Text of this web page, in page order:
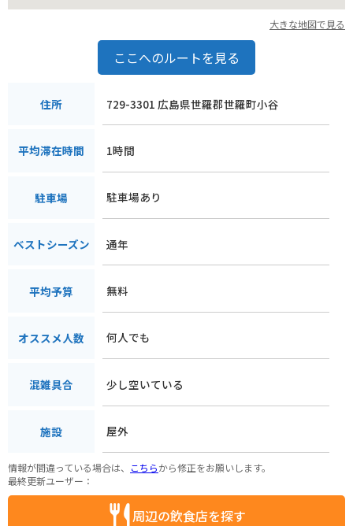
大きな地図で見る
ここへのルートを見る
住所 729-3301 広島県世羅郡世羅町小谷
平均滞在時間 1時間
駐車場 駐車場あり
ベストシーズン 通年
平均予算 無料
オススメ人数 何人でも
混雑具合 少し空いている
施設 屋外
情報が間違っている場合は、 こちらから修正をお願いします。
最終更新ユーザー：
周辺の飲食店を探す